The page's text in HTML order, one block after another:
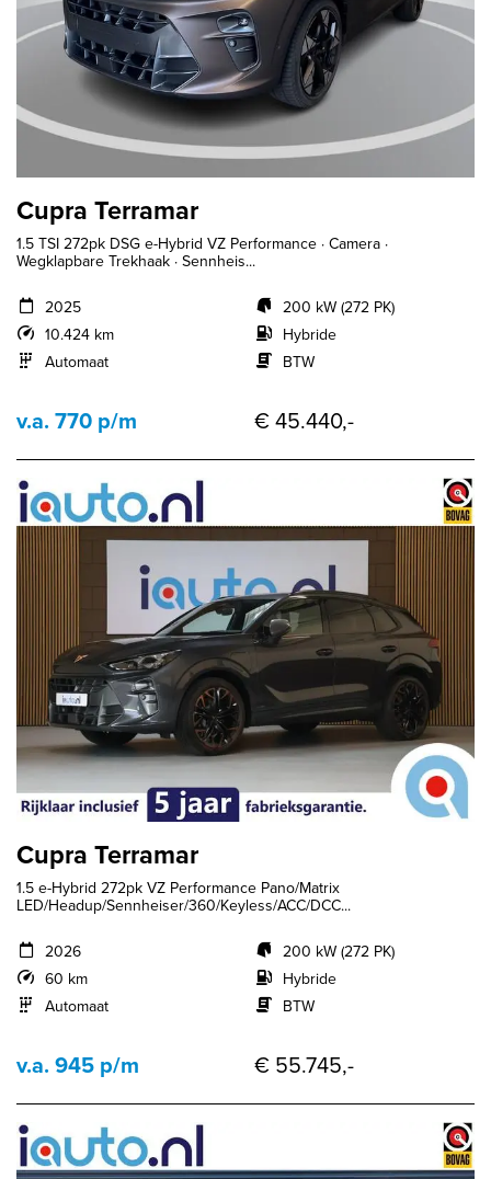
Cupra Terramar
1.5 TSI 272pk DSG e-Hybrid VZ Performance · Camera ·
Wegklapbare Trekhaak · Sennheis...
2025
10.424 km
Automaat
200 kW (272 PK)
Hybride
BTW
v.a. 770 p/m € 45.440,-
Cupra Terramar
1.5 e-Hybrid 272pk VZ Performance Pano/Matrix
LED/Headup/Sennheiser/360/Keyless/ACC/DCC...
2026
60 km
Automaat
200 kW (272 PK)
Hybride
BTW
v.a. 945 p/m € 55.745,-